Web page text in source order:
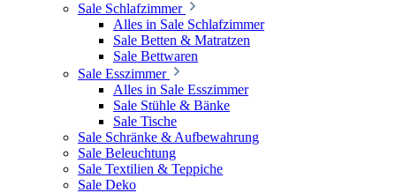
Sale Schlafzimmer
Alles in Sale Schlafzimmer
Sale Betten & Matratzen
Sale Bettwaren
Sale Esszimmer
Alles in Sale Esszimmer
Sale Stühle & Bänke
Sale Tische
Sale Schränke & Aufbewahrung
Sale Beleuchtung
Sale Textilien & Teppiche
Sale Deko